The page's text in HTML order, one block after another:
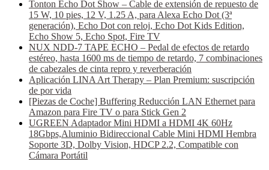
Tonton Echo Dot Show – Cable de extensión de repuesto de
15 W, 10 pies, 12 V, 1.25 A, para Alexa Echo Dot (3ª
generación), Echo Dot con reloj, Echo Dot Kids Edition,
Echo Show 5, Echo Spot, Fire TV
NUX NDD-7 TAPE ECHO – Pedal de efectos de retardo
estéreo, hasta 1600 ms de tiempo de retardo, 7 combinaciones
de cabezales de cinta repro y reverberación
Aplicación LINA Art Therapy – Plan Premium: suscripción
de por vida
[Piezas de Coche] Buffering Reducción LAN Ethernet para
Amazon para Fire TV o para Stick Gen 2
UGREEN Adaptador Mini HDMI a HDMI 4K 60Hz
18Gbps,Aluminio Bidireccional Cable Mini HDMI Hembra
Soporte 3D, Dolby Vision, HDCP 2.2, Compatible con
Cámara Portátil